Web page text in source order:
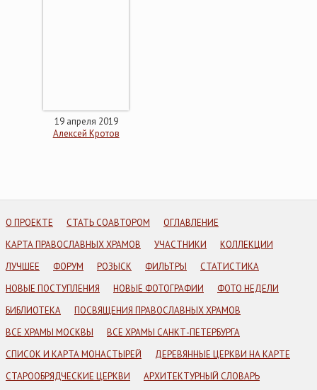
19 апреля 2019
Алексей Кротов
О ПРОЕКТЕ СТАТЬ СОАВТОРОМ
ОГЛАВЛЕНИЕ
КАРТА ПРАВОСЛАВНЫХ ХРАМОВ
УЧАСТНИКИ
КОЛЛЕКЦИИ
ЛУЧШЕЕ
ФОРУМ РОЗЫСК ФИЛЬТРЫ
СТАТИСТИКА
НОВЫЕ ПОСТУПЛЕНИЯ
НОВЫЕ ФОТОГРАФИИ
ФОТО НЕДЕЛИ
БИБЛИОТЕКА
ПОСВЯЩЕНИЯ ПРАВОСЛАВНЫХ ХРАМОВ
ВСЕ ХРАМЫ МОСКВЫ
ВСЕ ХРАМЫ САНКТ-ПЕТЕРБУРГА
СПИСОК И КАРТА МОНАСТЫРЕЙ
ДЕРЕВЯННЫЕ ЦЕРКВИ НА КАРТЕ
СТАРООБРЯДЧЕСКИЕ ЦЕРКВИ
АРХИТЕКТУРНЫЙ СЛОВАРЬ